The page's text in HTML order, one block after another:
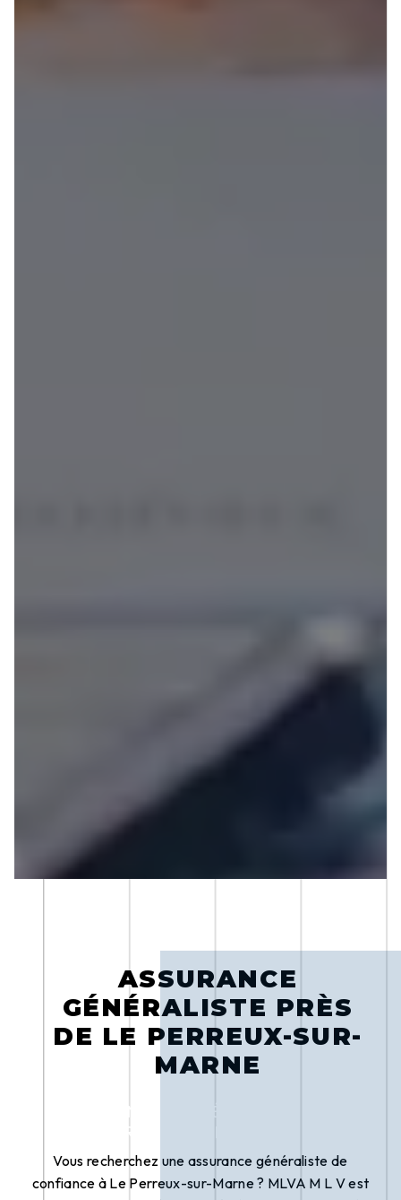
ASSURANCE
GÉNÉRALISTE PRÈS
DE LE PERREUX-SUR-
MARNE
ASSURANCE GÉNÉRALISTE À LE
PERREUX-SUR-MARNE
Vous recherchez une assurance généraliste de
confiance à Le Perreux-sur-Marne ? MLVA M L V est